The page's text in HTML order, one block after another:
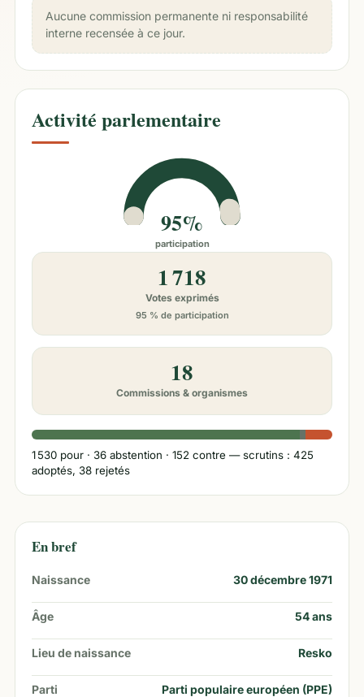
Aucune commission permanente ni responsabilité
interne recensée à ce jour.
Activité parlementaire
95%
participation
1 718
Votes exprimés
95 % de participation
18
Commissions & organismes
1 530 pour · 36 abstention · 152 contre — scrutins : 425
adoptés, 38 rejetés
En bref
Naissance 30 décembre 1971
Âge 54ans
Lieu de naissance Resko
Parti Parti populaire européen (PPE)